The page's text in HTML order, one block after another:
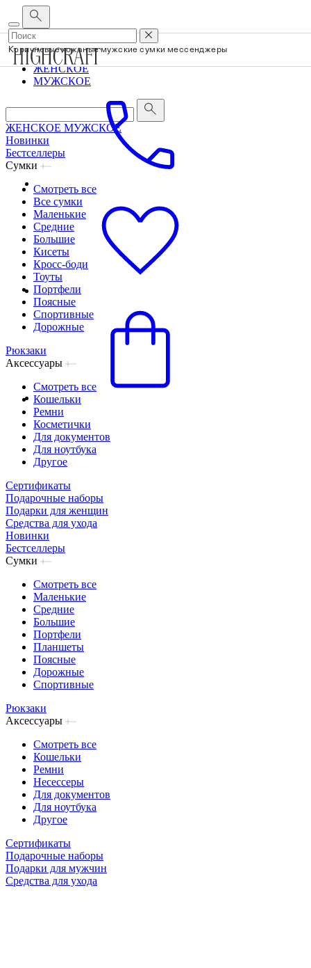
Корпоративным клиентам • О бренде
ЖЕНСКОЕ
МУЖСКОЕ
ЖЕНСКОЕ МУЖСКОЕ
Новинки
Бестселлеры
Сумки
Смотреть все
Все сумки
Маленькие
Средние
Большие
Кисеты
Кросс-боди
Тоуты
Портфели
Поясные
Спортивные
Дорожные
Рюкзаки
Аксессуары
Смотреть все
Кошельки
Ремни
Косметички
Для документов
Для ноутбука
Другое
Сертификаты
Подарочные наборы
Подарки для женщин
Средства для ухода
Новинки
Бестселлеры
Сумки
Смотреть все
Маленькие
Средние
Большие
Портфели
Планшеты
Поясные
Дорожные
Спортивные
Рюкзаки
Аксессуары
Смотреть все
Кошельки
Ремни
Несессеры
Для документов
Для ноутбука
Другое
Сертификаты
Подарочные наборы
Подарки для мужчин
Средства для ухода
Коричневые кожаные мужские сумки мессенджеры